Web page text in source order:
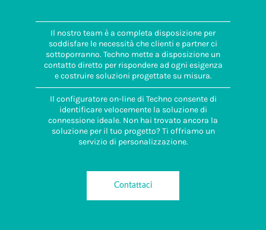
Il nostro team è a completa disposizione per
soddisfare le necessità che clienti e partner ci
sottoporranno. Techno mette a disposizione un
contatto diretto per rispondere ad ogni esigenza
e costruire soluzioni progettate su misura.
Il configuratore on-line di Techno consente di
identificare velocemente la soluzione di
connessione ideale. Non hai trovato ancora la
soluzione per il tuo progetto? Ti offriamo un
servizio di personalizzazione.
Contattaci